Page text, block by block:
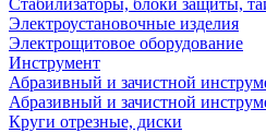
Стабилизаторы, блоки защиты,
Электроустановочные изделия
Электрощитовое оборудование
Инструмент
Абразивный и зачистной
Абразивный и зачистной
Круги отрезные, диски